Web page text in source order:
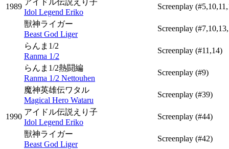
1989
アイドル伝説えり子
Idol Legend Eriko
Screenplay
獣神ライガー
Beast God Liger
Screenplay
らんま1/2
Ranma 1/2
Screenplay (#11,14)
らんま1/2熱闘編
Ranma 1/2 Nettouhen
Screenplay (#9)
魔神英雄伝ワタル
Magical Hero Wataru
Screenplay (#39)
1990
アイドル伝説えり子
Idol Legend Eriko
Screenplay (#44)
獣神ライガー
Beast God Liger
Screenplay (#42)